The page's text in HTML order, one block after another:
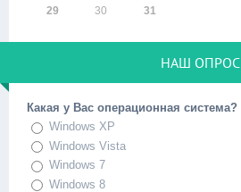
29 30 31
НАШ ОПРОС
Какая у Вас операционная система?
Windows XP
Windows Vista
Windows 7
Windows 8